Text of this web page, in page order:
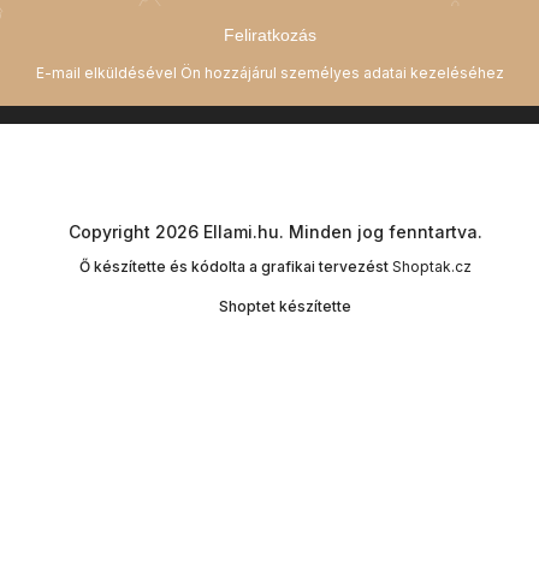
Feliratkozás
Shoptet készítette
Copyright 2026 Ellami.hu. Minden jog fenntartva.
Ő készítette és kódolta a grafikai tervezést Shoptak.cz